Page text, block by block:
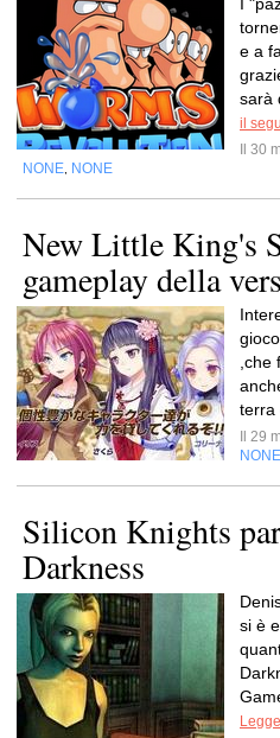
e a
sarà
il
Il 30
NONE NONE
New Little King's
gameplay della
,che
terra
Il 29
NONE
Silicon Knights
Darkness
si è